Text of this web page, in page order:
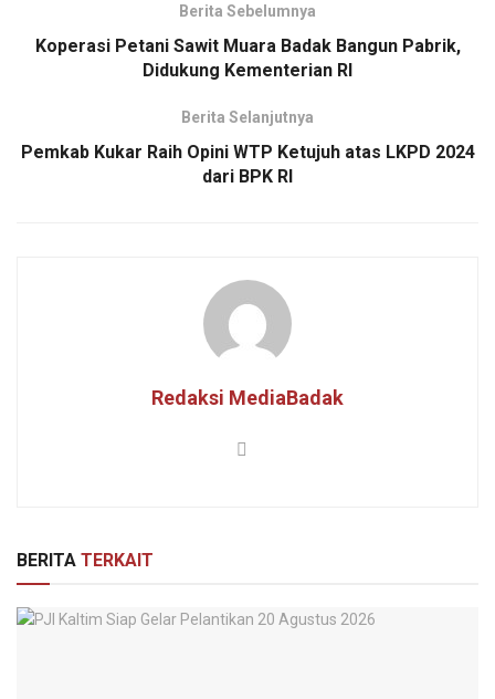
Berita Sebelumnya
Koperasi Petani Sawit Muara Badak Bangun Pabrik,
Didukung Kementerian RI
Berita Selanjutnya
Pemkab Kukar Raih Opini WTP Ketujuh atas LKPD 2024
dari BPK RI
Redaksi MediaBadak
BERITA TERKAIT